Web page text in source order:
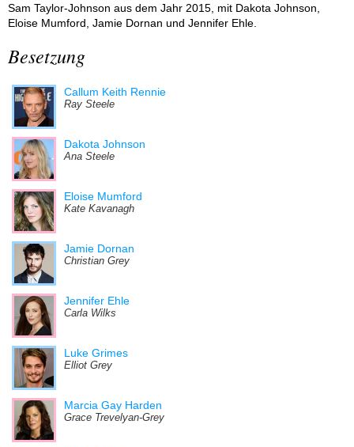
Sam Taylor-Johnson aus dem Jahr 2015, mit Dakota Johnson,
Eloise Mumford, Jamie Dornan und Jennifer Ehle.
Besetzung
Callum Keith Rennie
Ray Steele
Dakota Johnson
Ana Steele
Eloise Mumford
Kate Kavanagh
Jamie Dornan
Christian Grey
Jennifer Ehle
Carla Wilks
Luke Grimes
Elliot Grey
Marcia Gay Harden
Grace Trevelyan-Grey